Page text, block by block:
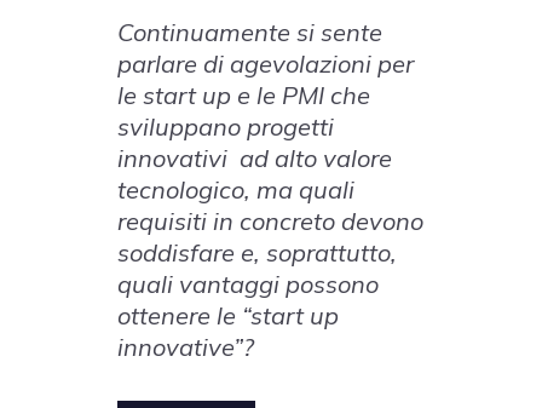
Continuamente si sente
parlare di agevolazioni per
le start up e le PMI che
sviluppano progetti
innovativi ad alto valore
tecnologico, ma quali
requisiti in concreto devono
soddisfare e, soprattutto,
quali vantaggi possono
ottenere le “start up
innovative”?